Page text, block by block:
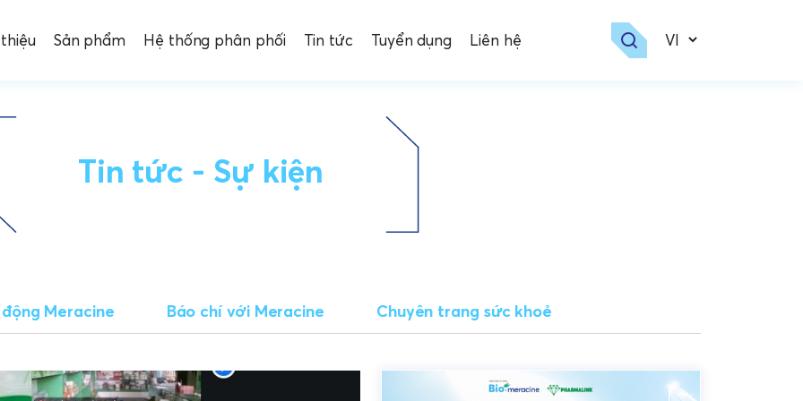
Sản phẩm Hệ thống phân phối Tin tức Tuyển dụng Liên hệ
Tin tức - Sự kiện
Meracine Báo chí với Meracine Chuyên trang sức khoẻ